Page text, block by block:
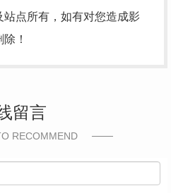
点所有，如有对您造成影
！
留言
RECOMMEND